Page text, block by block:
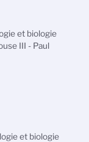
et biologie
III - Paul
et biologie